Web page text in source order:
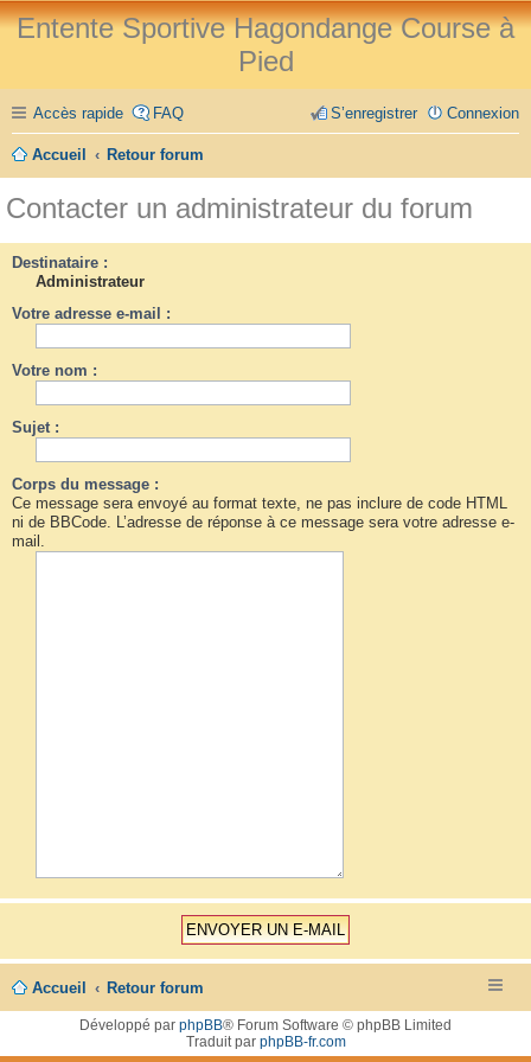
Entente Sportive Hagondange Course à
Pied
Accès rapide FAQ Connexion
S’enregistrer
Accueil Retour forum
Contacter un administrateur du forum
Destinataire :
Administrateur
Votre adresse e-mail :
Votre nom :
Sujet :
Corps du message :
Ce message sera envoyé au format texte, ne pas inclure de code HTML
ni de BBCode. L’adresse de réponse à ce message sera votre adresse e-
mail.
Accueil Retour forum
Développé par phpBB® Forum Software © phpBB Limited
Traduit par phpBB-fr.com